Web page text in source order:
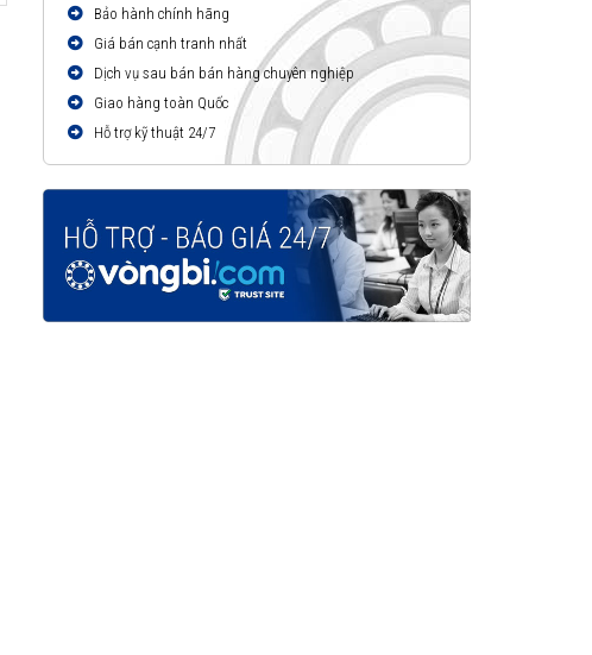
Bảo hành chính hãng
Giá bán cạnh tranh nhất
Dịch vụ sau bán bán hàng chuyên nghiệp
Giao hàng toàn Quốc
Hỗ trợ kỹ thuật 24/7